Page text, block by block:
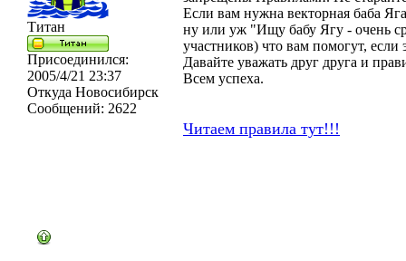
Титан
Присоединился:
2005/4/21 23:37
Откуда Новосибирск
Сообщений: 2622
Если вам нужна векторная баба
ну или уж "Ищу бабу Ягу - очень
участников) что вам помогут,
Давайте уважать друг друга и
Всем успеха.
Читаем правила тут!!!